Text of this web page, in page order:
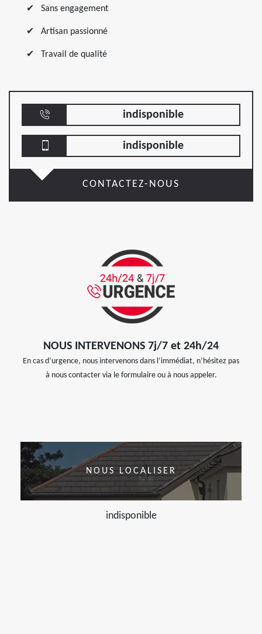
Sans engagement
Artisan passionné
Travail de qualité
indisponible
indisponible
CONTACTEZ-NOUS
NOUS INTERVENONS 7j/7 et 24h/24
En cas d’urgence, nous intervenons dans l’immédiat, n’hésitez pas
à nous contacter via le formulaire ou à nous appeler.
NOUS LOCALISER
indisponible